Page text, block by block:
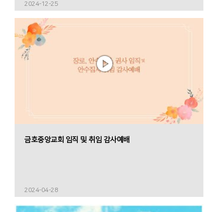
2024-12-25
금호중앙교회 임직 및 취임 감사예배
2024-04-28